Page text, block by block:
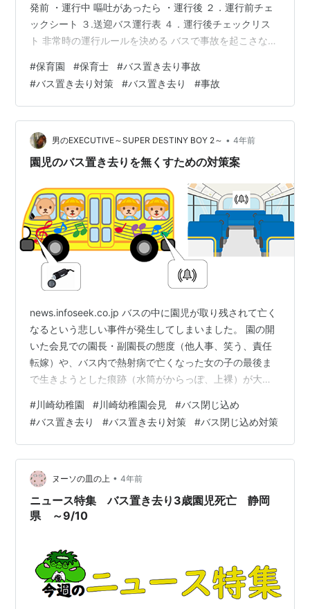
発前 ・運行中 嘔吐があったら ・運行後 ２．運行前チェ
ックシート ３.送迎バス運行表 ４．運行後チェックリス
ト 非常時の運行ルールを決める バスで事故を起こさない
いました。 2回あったので、3回目はなくしたい。 そのた
めに、岸田さんは動きました。 が、事故が2回起きない
と動かないの？ てか、多分今までに死亡までにはいかな
いけど同じようなことはあったと思います。 ただそれは
季節が秋だったから気温が上がらなくて助かった。 たま
たまバスを見…
#保育園 #保育士 #バス置き去り事故
#バス置き去り対策 #バス置き去り #事故
男のEXECUTIVE～SUPER DESTINY BOY 2～ • 4年前
園児のバス置き去りを無くすための対策案
news.infoseek.co.jp バスの中に園児が取り残されて亡く
なるという悲しい事件が発生してしまいました。 園の開
いた会見での園長・副園長の態度（他人事、笑う、責任
転嫁）や、バス内で熱射病で亡くなった女の子の最後ま
で生きようとした痕跡（水筒がからっぽ、上裸）が大き
をうけた一人で、園に対しての怒りと悲しみを感じてい
るのですが、私なりにバス置き去りを廃止するためにど
うしたらいいのか考えたので一人でも多くの人にみても
らって、賛同してくれる人がいれば商品化して日本中の
バスに展開されてほしいと思います。（利益が欲しいと
は思っていないのでアイデ…
#川崎幼稚園 #川崎幼稚園会見 #バス閉じ込め
#バス置き去り #バス置き去り対策 #バス閉じ込め対策
ヌーソの皿の上 • 4年前
ニュース特集 バス置き去り3歳園児死亡 静岡
県 ～9/10